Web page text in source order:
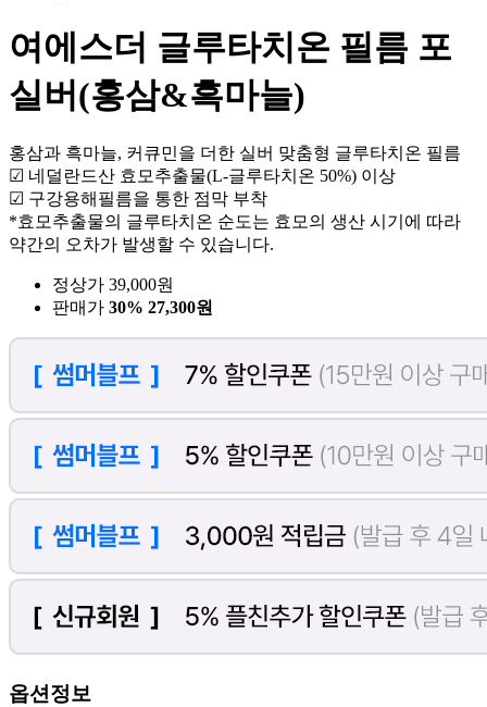
여에스더 글루타치온 필름 포
실버(홍삼&흑마늘)
홍삼과 흑마늘, 커큐민을 더한 실버 맞춤형 글루타치온 필름
☑ 네덜란드산 효모추출물(L-글루타치온 50%) 이상
☑ 구강용해필름을 통한 점막 부착
*효모추출물의 글루타치온 순도는 효모의 생산 시기에 따라
약간의 오차가 발생할 수 있습니다.
정상가 39,000원
판매가 30% 27,300원
옵션정보